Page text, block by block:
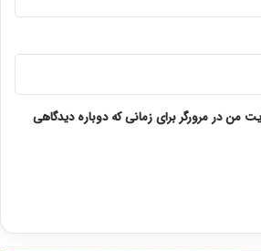
من در مرورگر برای زمانی که دوباره دیدگاهی